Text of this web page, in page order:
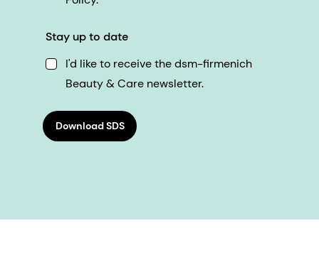
Stay up to date
I'd like to receive the dsm-firmenich
Beauty & Care newsletter.
Download SDS